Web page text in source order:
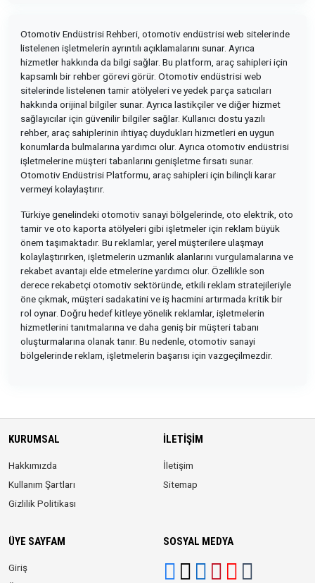
Otomotiv Endüstrisi Rehberi, otomotiv endüstrisi web sitelerinde
listelenen işletmelerin ayrıntılı açıklamalarını sunar. Ayrıca
hizmetler hakkında da bilgi sağlar. Bu platform, araç sahipleri için
kapsamlı bir rehber görevi görür. Otomotiv endüstrisi web
sitelerinde listelenen tamir atölyeleri ve yedek parça satıcıları
hakkında orijinal bilgiler sunar. Ayrıca lastikçiler ve diğer hizmet
sağlayıcılar için güvenilir bilgiler sağlar. Kullanıcı dostu yazılı
rehber, araç sahiplerinin ihtiyaç duydukları hizmetleri en uygun
konumlarda bulmalarına yardımcı olur. Ayrıca otomotiv endüstrisi
işletmelerine müşteri tabanlarını genişletme fırsatı sunar.
Otomotiv Endüstrisi Platformu, araç sahipleri için bilinçli karar
vermeyi kolaylaştırır.
Türkiye genelindeki otomotiv sanayi bölgelerinde, oto elektrik, oto
tamir ve oto kaporta atölyeleri gibi işletmeler için reklam büyük
önem taşımaktadır. Bu reklamlar, yerel müşterilere ulaşmayı
kolaylaştırırken, işletmelerin uzmanlık alanlarını vurgulamalarına ve
rekabet avantajı elde etmelerine yardımcı olur. Özellikle son
derece rekabetçi otomotiv sektöründe, etkili reklam stratejileriyle
öne çıkmak, müşteri sadakatini ve iş hacmini artırmada kritik bir
rol oynar. Doğru hedef kitleye yönelik reklamlar, işletmelerin
hizmetlerini tanıtmalarına ve daha geniş bir müşteri tabanı
oluşturmalarına olanak tanır. Bu nedenle, otomotiv sanayi
bölgelerinde reklam, işletmelerin başarısı için vazgeçilmezdir.
KURUMSAL
Hakkımızda
Kullanım Şartları
Gizlilik Politikası
İLETIŞIM
İletişim
Sitemap
ÜYE SAYFAM
Giriş
SOSYAL MEDYA